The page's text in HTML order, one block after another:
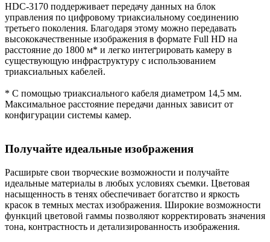
HDC-3170 поддерживает передачу данных на блок
управления по цифровому триаксиальному соединению
третьего поколения. Благодаря этому можно передавать
высококачественные изображения в формате Full HD на
расстояние до 1800 м* и легко интегрировать камеру в
существующую инфраструктуру с использованием
триаксиальных кабелей.
* С помощью триаксиального кабеля диаметром 14,5 мм.
Максимальное расстояние передачи данных зависит от
конфигурации системы камер.
Получайте идеальные изображения
Расширьте свои творческие возможности и получайте
идеальные материалы в любых условиях съемки. Цветовая
насыщенность в тенях обеспечивает богатство и яркость
красок в темных местах изображения. Широкие возможности
функций цветовой гаммы позволяют корректировать значения
тона, контрастность и детализированность изображения.